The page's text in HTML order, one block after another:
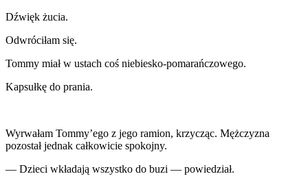
Dźwięk żucia.
Odwróciłam się.
Tommy miał w ustach coś niebiesko-pomarańczowego.
Kapsułkę do prania.
Wyrwałam Tommy’ego z jego ramion, krzycząc. Mężczyzna
pozostał jednak całkowicie spokojny.
— Dzieci wkładają wszystko do buzi — powiedział.